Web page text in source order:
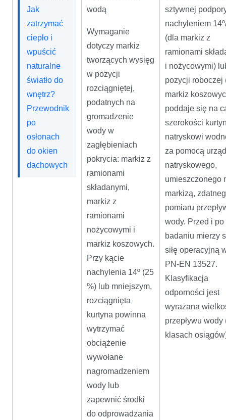
Jak
zatrzymać
ciepło i
wpuścić
naturalne
światło do
wnętrz?
Przewodnik
po
osłonach
do okien
dachowych
wodą
Wymaganie
dotyczy markiz
tworzących wysięg
w pozycji
rozciągniętej,
podatnych na
gromadzenie
wody w
zagłębieniach
pokrycia: markiz z
ramionami
składanymi,
markiz z
ramionami
nożycowymi i
markiz koszowych.
Przy kącie
nachylenia 14º (25
%) lub mniejszym,
rozciągnięta
kurtyna powinna
wytrzymać
obciążenie
wywołane
nagromadzeniem
wody lub
zapewnić środki
do odprowadzania
sztywnej
nachyleniem
(dla markiz z
ramionami
i nożycowymi)
pozycji roboczej
markiz
poddaje się na
szerokości
natryskowi
za pomocą
natryskowego,
umieszczonego
markizą,
pomiaru
wody. Przed i po
badaniu mierzy
siłę operacyjną
PN-EN 13527.
Klasyfikacja
odporności jest
wyrażana
przepływu wody
klasach